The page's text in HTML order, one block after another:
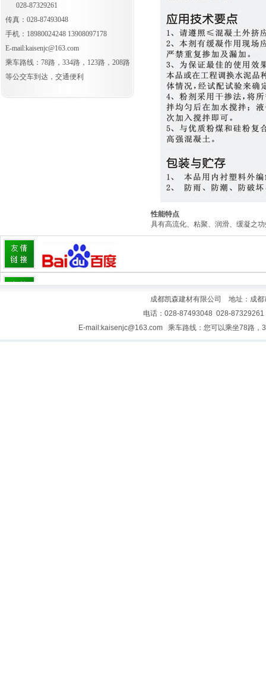
028-87329261
传真：028-87493048
手机：18980024248 13908097178
E-mail:kaisenjc@163.com
乘车路线：78路，334路，123路，208路
等公交车到达，交通便利
性能特点
具有高流化、粘聚、润滑、缓凝之
成都凯森建材有限公司 地址：成
电话：028-87493048 028-
E-mail:kaisenjc@163.com 乘车路线：您可以乘坐78路，